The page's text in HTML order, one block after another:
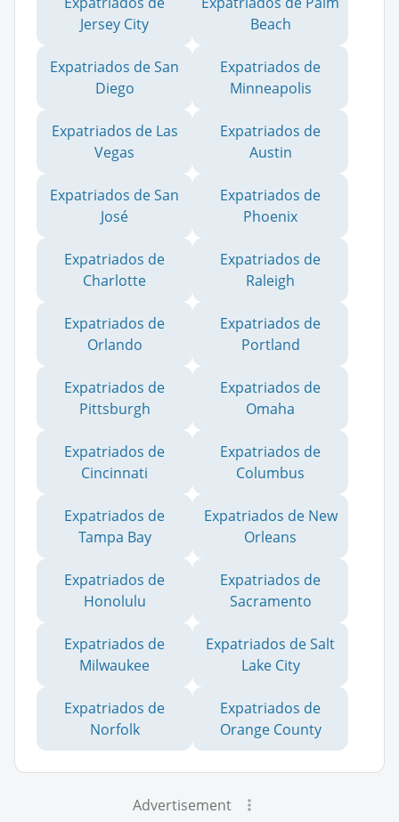
Jersey City
Beach
Expatriados de San
Diego
Expatriados de
Minneapolis
Expatriados de Las
Vegas
Expatriados de
Austin
Expatriados de San
José
Expatriados de
Phoenix
Expatriados de
Charlotte
Expatriados de
Raleigh
Expatriados de
Orlando
Expatriados de
Portland
Expatriados de
Pittsburgh
Expatriados de
Omaha
Expatriados de
Cincinnati
Expatriados de
Columbus
Expatriados de
Tampa Bay
Expatriados de New
Orleans
Expatriados de
Honolulu
Expatriados de
Sacramento
Expatriados de
Milwaukee
Expatriados de Salt
Lake City
Expatriados de
Norfolk
Expatriados de
Orange County
Advertisement